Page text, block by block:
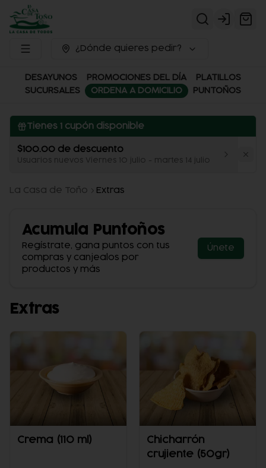
Login
¿Dónde quieres pedir?
DESAYUNOS PROMOCIONES DEL DÍA
PLATILLOS
SUCURSALES
ORDENA A DOMICILIO PUNTOÑOS
Tienes 1 cupón disponible
$100.00 de descuento
Usuarios nuevos Viernes 10 julio - martes 14 julio
La Casa de Toño Extras
Acumula Puntoños
Regístrate, gana puntos con tus
compras y canjealos por
productos y más
Únete
Extras
Crema (110 ml)
Chicharrón
crujiente (50gr)